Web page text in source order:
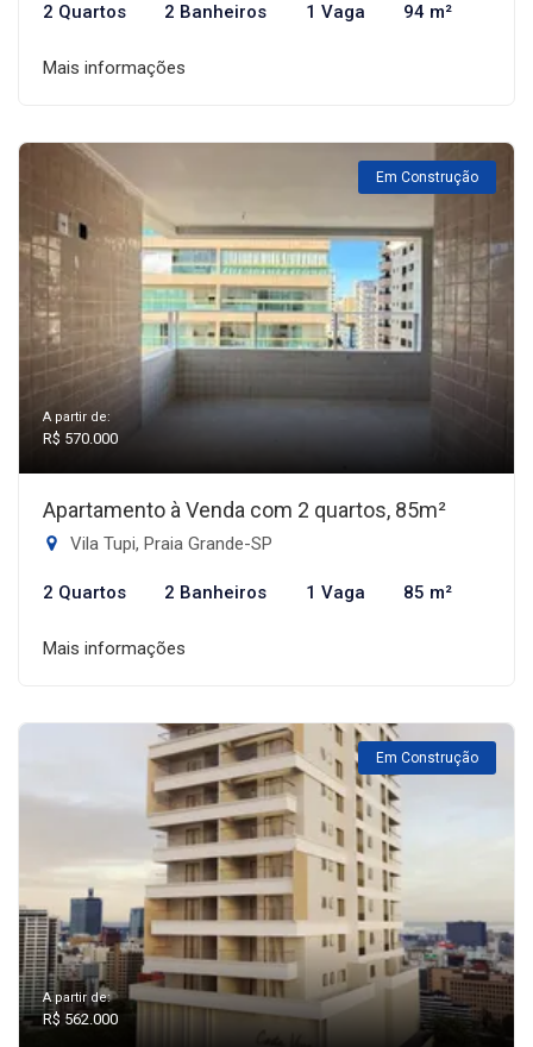
2 Quartos 2 Banheiros 1 Vaga 94 m²
Mais informações
Em Construção
A partir de:
R$ 570.000
Apartamento à Venda com 2 quartos, 85m²
Vila Tupi, Praia Grande-SP
2 Quartos 2 Banheiros 1 Vaga 85 m²
Mais informações
Em Construção
A partir de:
R$ 562.000